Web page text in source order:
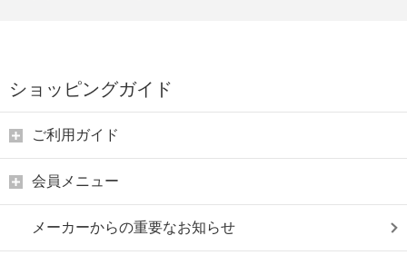
ショッピングガイド
ご利用ガイド
会員メニュー
メーカーからの重要なお知らせ